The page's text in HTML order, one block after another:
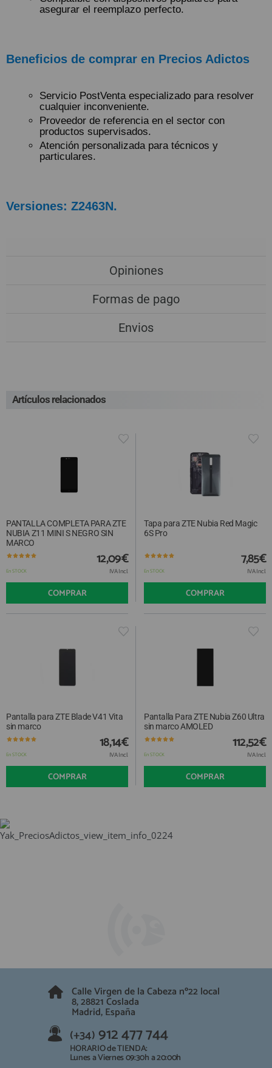
asegurar el reemplazo perfecto.
Beneficios de comprar en Precios Adictos
Servicio PostVenta especializado para resolver
cualquier inconveniente.
Proveedor de referencia en el sector con
productos supervisados.
Atención personalizada para técnicos y
particulares.
Versiones: Z2463N.
Opiniones
Formas de pago
Envios
Artículos relacionados
PANTALLA COMPLETA PARA ZTE
NUBIA Z11 MINI S NEGRO SIN
MARCO
En STOCK
12,09€
IVA Incl.
COMPRAR
Tapa para ZTE Nubia Red Magic
6S Pro
En STOCK
7,85€
IVA Incl.
COMPRAR
Pantalla para ZTE Blade V41 Vita
sin marco
En STOCK
18,14€
IVA Incl.
COMPRAR
Pantalla Para ZTE Nubia Z60 Ultra
sin marco AMOLED
En STOCK
112,52€
IVA Incl.
COMPRAR
Calle Virgen de la Cabeza nº22 local
8, 28821 Coslada
Madrid, España
(+34) 912 477 744
HORARIO de TIENDA:
Lunes a Viernes 09:30h a 20:00h